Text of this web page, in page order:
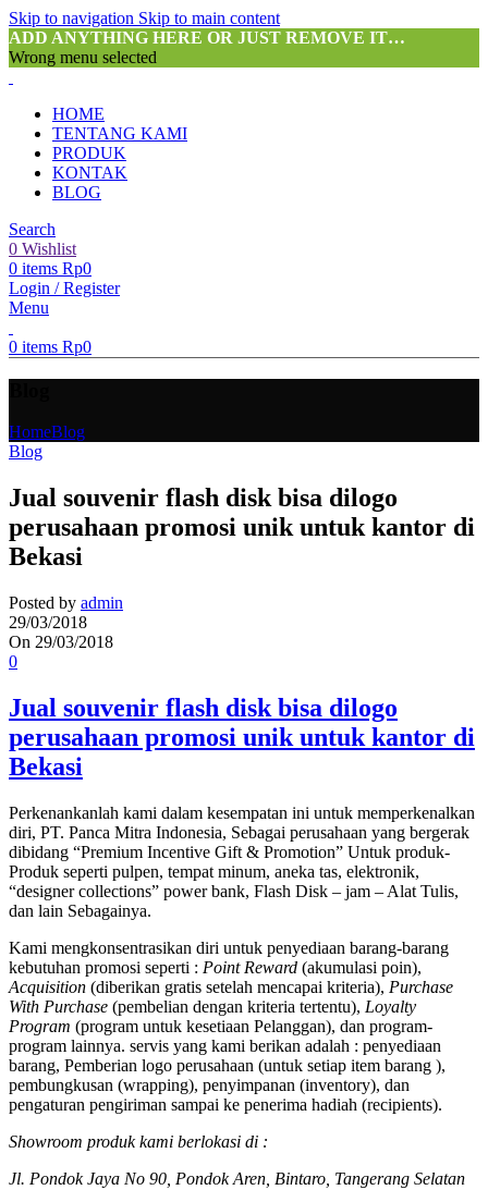
Skip to navigation Skip to main content
ADD ANYTHING HERE OR JUST REMOVE IT…
Wrong menu selected
HOME
TENTANG KAMI
PRODUK
KONTAK
BLOG
Search
0 Wishlist
0 items Rp0
Login / Register
Menu
0 items Rp0
HomeBlog
Blog
Jual souvenir flash disk bisa dilogo
perusahaan promosi unik untuk kantor di
Bekasi
Posted by admin
29/03/2018
On 29/03/2018
0
Jual souvenir flash disk bisa dilogo
perusahaan promosi unik untuk kantor di
Bekasi
Perkenankanlah kami dalam kesempatan ini untuk memperkenalkan
diri, PT. Panca Mitra Indonesia, Sebagai perusahaan yang bergerak
dibidang “Premium Incentive Gift & Promotion” Untuk produk-
Produk seperti pulpen, tempat minum, aneka tas, elektronik,
“designer collections” power bank, Flash Disk – jam – Alat Tulis,
dan lain Sebagainya.
Kami mengkonsentrasikan diri untuk penyediaan barang-barang
kebutuhan promosi seperti : Point Reward (akumulasi poin),
Acquisition (diberikan gratis setelah mencapai kriteria), Purchase
With Purchase (pembelian dengan kriteria tertentu), Loyalty
Program (program untuk kesetiaan Pelanggan), dan program-
program lainnya. servis yang kami berikan adalah : penyediaan
barang, Pemberian logo perusahaan (untuk setiap item barang ),
pembungkusan (wrapping), penyimpanan (inventory), dan
pengaturan pengiriman sampai ke penerima hadiah (recipients).
Showroom produk kami berlokasi di :
Jl. Pondok Jaya No 90, Pondok Aren, Bintaro, Tangerang Selatan